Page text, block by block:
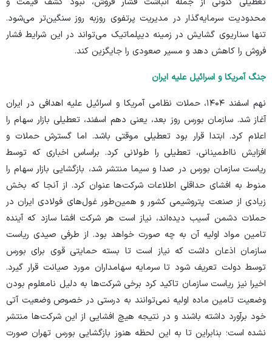
محدودیت سرمایه‌گذار در مدیریت پرتفوی روزبه روز سنگین‌تر می‌شود.
تنها سناریوی گشایش در زمینه دیپلماتیک می‌تواند در این شرایط فشار
فروش را کاهش دهد و مسیر صعودی را جایگزین کند.
جنگ آمریکا و اسرائیل علیه ایران
نهم اسفند ۱۴۰۴، حملات نظامی آمریکا و اسرائیل علیه اهدافی در ایران
آغاز شد. سازمان بورس روز بعد، یعنی دهم اسفند، تعطیلی بازار سهام را
اعلام کرد. ابتدا قرار بود تعطیلی موقتی باشد. اما گسترش حملات و
افزایش نااطمینانی، تعطیلی را طولانی کرد. براساس اخباری که توسط
ریاست سازمان بورس در صدا و سیما منتشر شد، بازگشایی بازار سهام را
منوط به افشای حداقلی اطلاعات شرکت‌ها عنوان کرد. از آنجا که بخش
زیادی از صنعت پتروشیمی کشور و همین‌طور غول‌های فولادی ایران در
حملات دشمن آسیب دیده‌اند، نیاز است هر شرکت افشا سازد که آینده
تامین مواد اولیه آن به چه صورت خواهد بود. از طرفی صیدی ریاست
سازمان اذعان داشت که نیاز است تا بسته حمایتی قوی برای بورس
توسط دولت تعریف شود تا سرمایه سهامداران مورد صیانت قرار گیرد.
اخیرا نیز ریاست سازمان تاکید کرد برخی شرکت‌ها به دلیل نامعلوم بودن
وضعیت تامین ماده اولیه نمی‌توانند به درستی در خصوص وضعیت آتی
خود برآورد داشته باشند و در نتیجه هیچ افشایی از این شرکت‌ها منتشر
نشده است؛ بنابراین تا به این لحظه هنوز بازگشایی بورس تهران صورت